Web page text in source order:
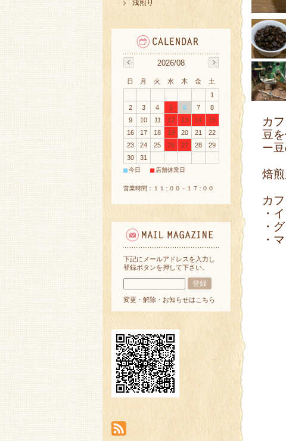
カ
豆
ー
焙
カ
・
・
・
浅煎り
2026/08
日 月 火 水 木 金
土
1
2
3 4 5 6 7
8
9
10 11 12 13 14
15
16
17 18 19 20 21
22
23
24 25 26 27 28
29
30
31
■今日 ■ 店舗休業日
営業時間：１１:００－１７:００
下記にメールアドレスを入力し
登録ボタンを押して下さい。
変更・解除・お知らせはこちら